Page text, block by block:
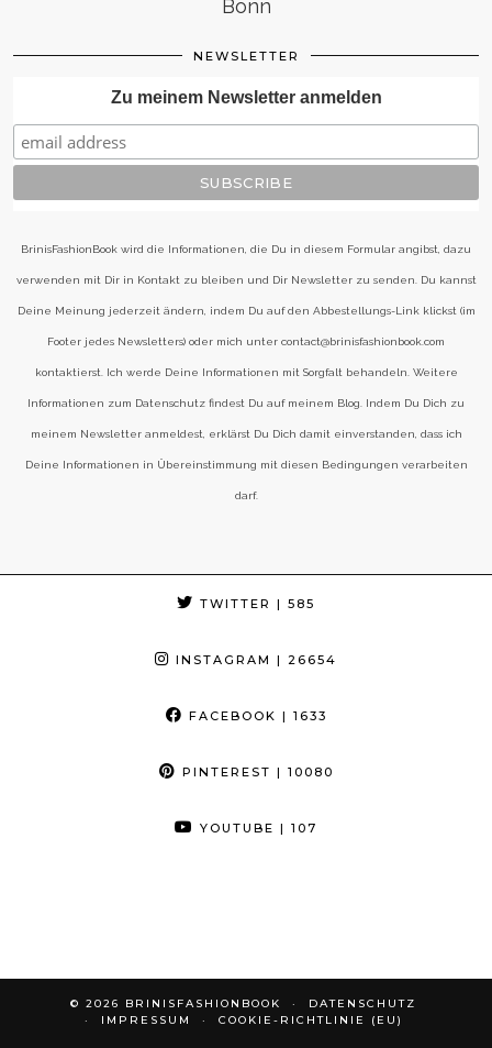
Bonn
NEWSLETTER
Zu meinem Newsletter anmelden
BrinisFashionBook wird die Informationen, die Du in diesem Formular angibst, dazu
verwenden mit Dir in Kontakt zu bleiben und Dir Newsletter zu senden. Du kannst
Deine Meinung jederzeit ändern, indem Du auf den Abbestellungs-Link klickst (im
Footer jedes Newsletters) oder mich unter contact@brinisfashionbook.com
kontaktierst. Ich werde Deine Informationen mit Sorgfalt behandeln. Weitere
Informationen zum Datenschutz findest Du auf meinem Blog. Indem Du Dich zu
meinem Newsletter anmeldest, erklärst Du Dich damit einverstanden, dass ich
Deine Informationen in Übereinstimmung mit diesen Bedingungen verarbeiten
darf.
TWITTER | 585
INSTAGRAM | 26654
FACEBOOK | 1633
PINTEREST | 10080
YOUTUBE | 107
© 2026 BRINISFASHIONBOOK
DATENSCHUTZ
IMPRESSUM
COOKIE-RICHTLINIE (EU)